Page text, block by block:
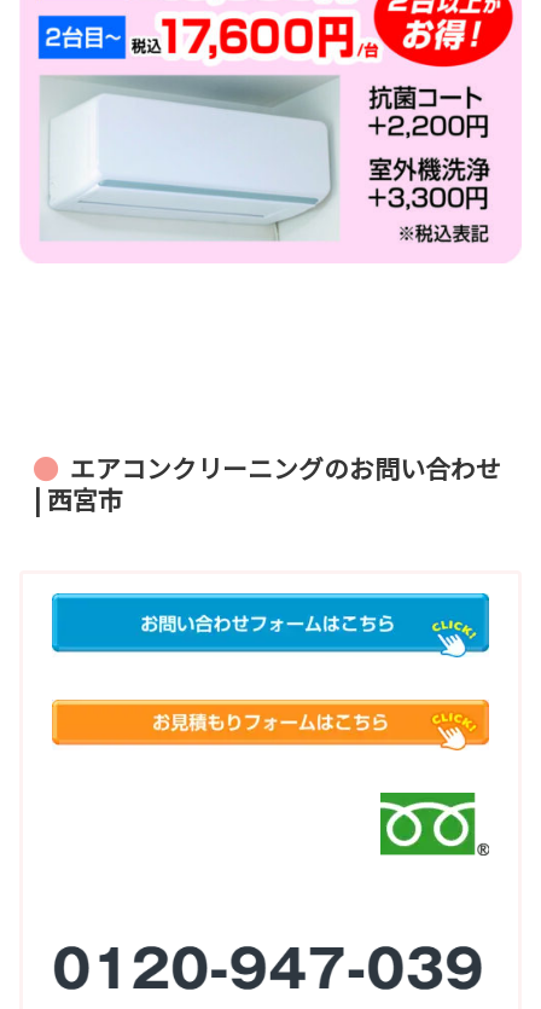
エアコンクリーニングのお問い合わせ
| 西宮市